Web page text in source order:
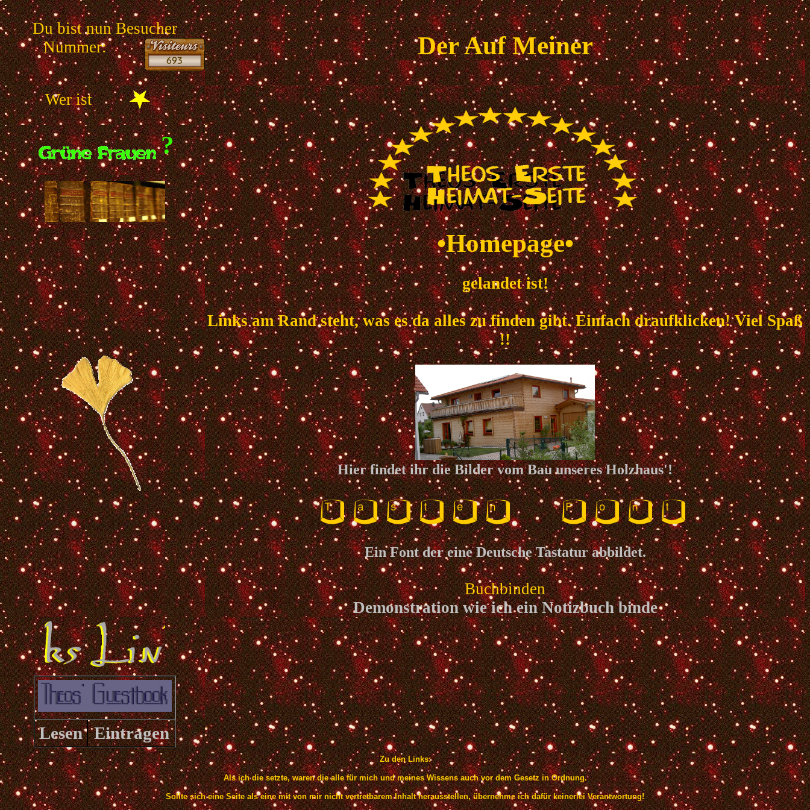
Du bist nun Besucher
Nummer:
Der Auf Meiner
Wer ist
?
•Homepage•
gelandet ist!
Links am Rand steht, was es da alles zu finden gibt. Einfach draufklicken! Viel Spaß
!!
Hier findet ihr die Bilder vom Bau unseres Holzhaus'!
Tasten Font
Ein Font der eine Deutsche Tastatur abbildet.
Buchbinden
Demonstration wie ich ein Notizbuch binde
Lesen Eintragen
Zu den Links:
Als ich die setzte, waren die alle für mich und meines Wissens auch vor dem Gesetz in Ordnung.
Sollte sich eine Seite als eine mit von mir nicht vertretbarem Inhalt herausstellen, übernehme ich dafür keinerlei Verantwortung!